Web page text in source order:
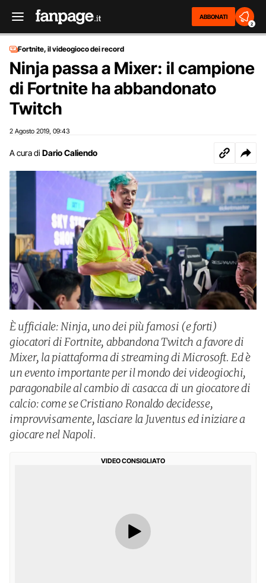
ABBONATI
2
Fortnite, il videogioco dei record
Ninja passa a Mixer: il campione
di Fortnite ha abbandonato
Twitch
2 Agosto 2019 09:43
A cura di Dario Caliendo
È ufficiale: Ninja, uno dei più famosi (e forti)
giocatori di Fortnite, abbandona Twitch a favore di
Mixer, la piattaforma di streaming di Microsoft. Ed è
un evento importante per il mondo dei videogiochi,
paragonabile al cambio di casacca di un giocatore di
calcio: come se Cristiano Ronaldo decidesse,
improvvisamente, lasciare la Juventus ed iniziare a
giocare nel Napoli.
VIDEO CONSIGLIATO